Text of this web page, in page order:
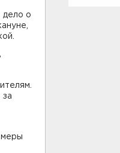
дело о
за
меры